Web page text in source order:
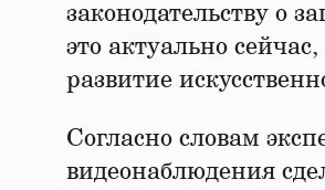
законодательству о
это актуально
развитие
Согласно словам
видеонаблюдения